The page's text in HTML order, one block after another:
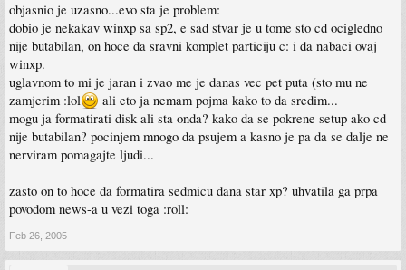
objasnio je uzasno...evo sta je problem:
dobio je nekakav winxp sa sp2, e sad stvar je u tome sto cd ocigledno
nije butabilan, on hoce da sravni komplet particiju c: i da nabaci ovaj
winxp.
uglavnom to mi je jaran i zvao me je danas vec pet puta (sto mu ne
zamjerim :lol
ali eto ja nemam pojma kako to da sredim...
mogu ja formatirati disk ali sta onda? kako da se pokrene setup ako cd
nije butabilan? pocinjem mnogo da psujem a kasno je pa da se dalje ne
nerviram pomagajte ljudi...
zasto on to hoce da formatira sedmicu dana star xp? uhvatila ga prpa
povodom news-a u vezi toga :roll:
Feb 26, 2005